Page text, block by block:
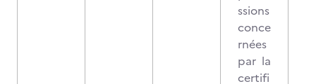
ssions
conce
rnées
par la
certifi